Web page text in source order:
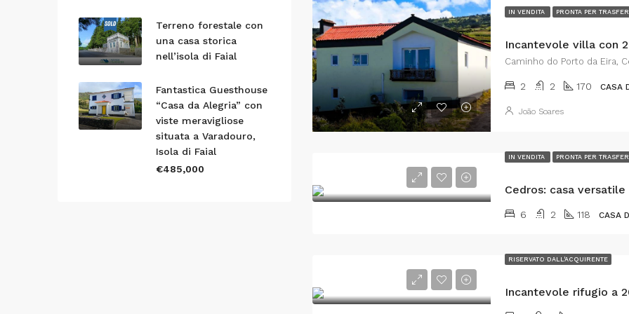
IN VENDITA PRONTA PER
Caminho do Porto da Eira,
2 2 170 CASA
João Soares
IN VENDITA PRONTA PER
6 2 118 CASA
RISERVATO DALL'ACQUIRENTE
Terreno forestale con
una casa storica
nell’isola di Faial
Fantastica Guesthouse
“Casa da Alegria” con
viste meravigliose
situata a Varadouro,
Isola di Faial
€485,000